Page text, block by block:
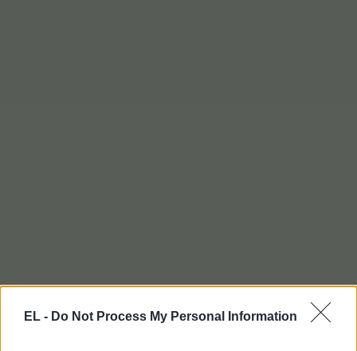
EL - Do Not Process My Personal Information